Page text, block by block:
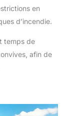
en
d’incendie.
temps de
afin de